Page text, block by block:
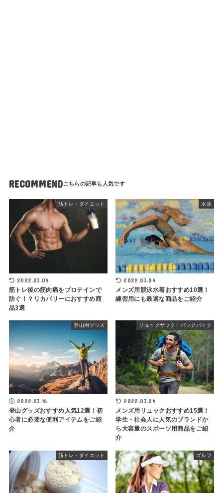
RECOMMEND
筋トレ・ダイエット
2022.03.04
筋トレ後の筋肉痛をプロテインで
防ぐ！？リカバリーにおすすめ商
品3選
水泳
2022.03.04
メンズ用競泳水着おすすめ10選！
練習用にも最適な商品をご紹介
登山用グッズ
2022.03.16
登山グッズおすすめ人気12選！初
心者に必要な便利アイテムをご紹
介
リュックサック・バックパック
2022.03.04
メンズ用リュックおすすめ15選！
学生・社会人に人気のブランドか
ら大容量のスポーツ用商品をご紹
介
筋トレ・ダイエット ゴルフ